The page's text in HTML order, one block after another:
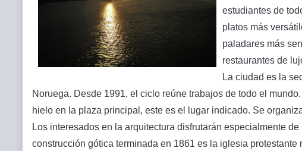
estudiantes de
platos más
paladares más
restaurantes de
La ciudad es la
Noruega. Desde 1991, el ciclo reúne trabajos de todo el
hielo en la plaza principal, este es el lugar indicado. Se
Los interesados en la arquitectura disfrutarán especialmente
construcción gótica terminada en 1861 es la iglesia protestante